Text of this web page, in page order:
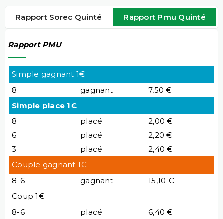
Rapport Sorec Quinté Rapport Pmu Quinté
Rapport PMU
Simple gagnant 1€
8
gagnant
7,50 €
Simple place 1€
8
placé
2,00 €
6
placé
2,20 €
3
placé
2,40 €
Couple gagnant 1€
8-6
gagnant
15,10 €
Coup 1€
8-6
placé 6,40 €